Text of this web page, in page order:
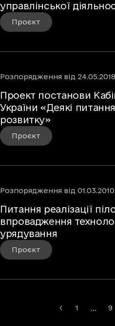
управлінської
Проєкт
Розпорядження від 24.05.2018
Проект постанови
України «Деякі
розвитку»
Проєкт
Розпорядження від 01.03.2010
Питання реалізації
впровадження
урядування
Проєкт
1 … 9